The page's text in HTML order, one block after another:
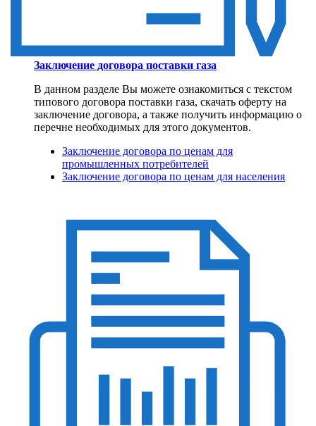
Заключение договора поставки газа
В данном разделе Вы можете ознакомиться с текстом
типового договора поставки газа, скачать оферту на
заключение договора, а также получить информацию о
перечне необходимых для этого документов.
Заключение договора по ценам для
промышленных потребителей
Заключение договора по ценам для населения